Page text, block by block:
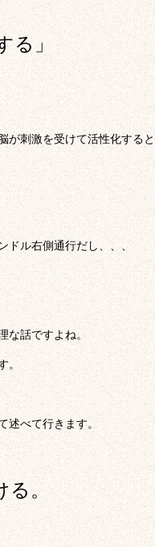
る」
が刺激を受けて活性化すると
ドル右側通行だし、、、
な話ですよね。
。
述べて行きます。
。